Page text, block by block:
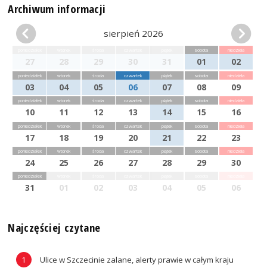
Archiwum informacji
sierpień 2026
27 28 29 30 31
sobota
01
niedziela
02
poniedziałek
03
wtorek
04
środa
05
czwartek
06
piątek
07
sobota
08
niedziela
09
poniedziałek
10
wtorek
11
środa
12
czwartek
13
piątek
14
sobota
15
niedziela
16
poniedziałek
17
wtorek
18
środa
19
czwartek
20
piątek
21
sobota
22
niedziela
23
poniedziałek
24
wtorek
25
środa
26
czwartek
27
piątek
28
sobota
29
niedziela
30
poniedziałek
31 01 02 03 04 05 06
Najczęściej czytane
Ulice w Szczecinie zalane, alerty prawie w całym kraju